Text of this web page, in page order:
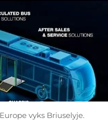
vyks Briuselyje.